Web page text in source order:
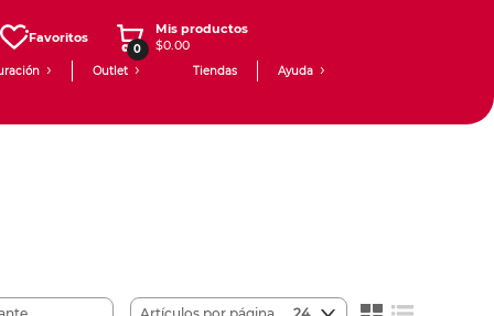
Favoritos
0
Mis productos
$0.00
Outlet Tiendas Ayuda